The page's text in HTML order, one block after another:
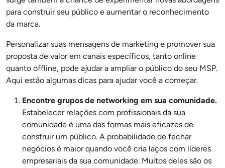
para construir seu público e aumentar o reconhecimento
da marca.
Personalizar suas mensagens de marketing e promover sua
proposta de valor em canais específicos, tanto online
quanto offline, pode ajudar a ampliar o público do seu MSP.
Aqui estão algumas dicas para ajudar você a começar.
Encontre grupos de networking em sua comunidade.
Estabelecer relações com profissionais da sua
comunidade é uma das formas mais eficazes de
construir um público. A probabilidade de fechar
negócios é maior quando você cria laços com líderes
empresariais da sua comunidade. Muitos deles são os